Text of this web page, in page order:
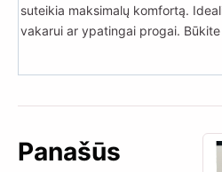
suteikia maksimalų komfortą.
vakarui ar ypatingai progai. Būkite
Panašūs